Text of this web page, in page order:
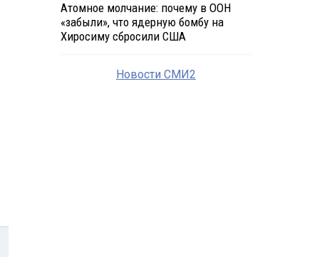
Атомное молчание: почему в ООН
«забыли», что ядерную бомбу на
Хиросиму сбросили США
Новости СМИ2